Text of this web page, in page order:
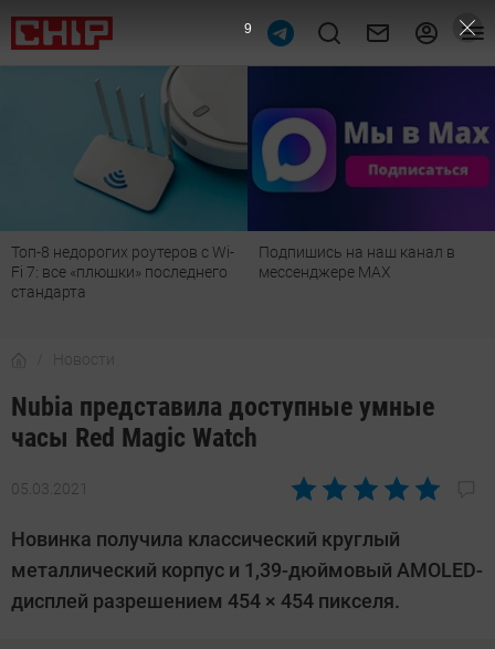
с Wi-
Подпишись на наш канал в
мессенджере МАХ
Рейтинг
лучшие модели для
Новости
Nubia представила доступные умные
часы Red Magic Watch
05.03.2021
Автор:
Кошик
Новинка получила классический круглый
металлический корпус и 1,39-дюймовый AMOLED-
дисплей разрешением 454 × 454 пикселя.
8